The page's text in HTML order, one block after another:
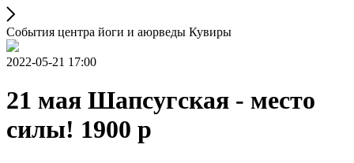
События центра йоги и аюрведы Кувиры
2022-05-21 17:00
21 мая Шапсугская - место
силы! 1900 р